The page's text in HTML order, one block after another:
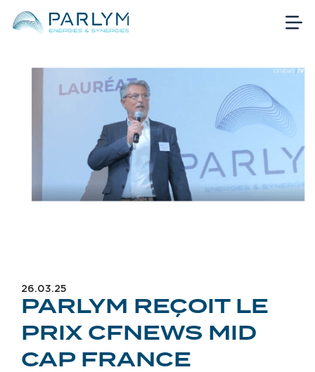
26.03.25
PARLYM REÇOIT LE
PRIX CFNEWS MID
CAP FRANCE